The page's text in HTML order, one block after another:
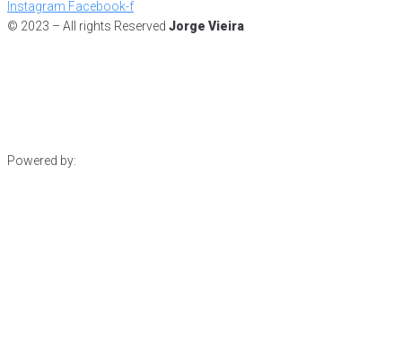
Instagram Facebook-f
© 2023 – All rights Reserved Jorge Vieira
Powered by: